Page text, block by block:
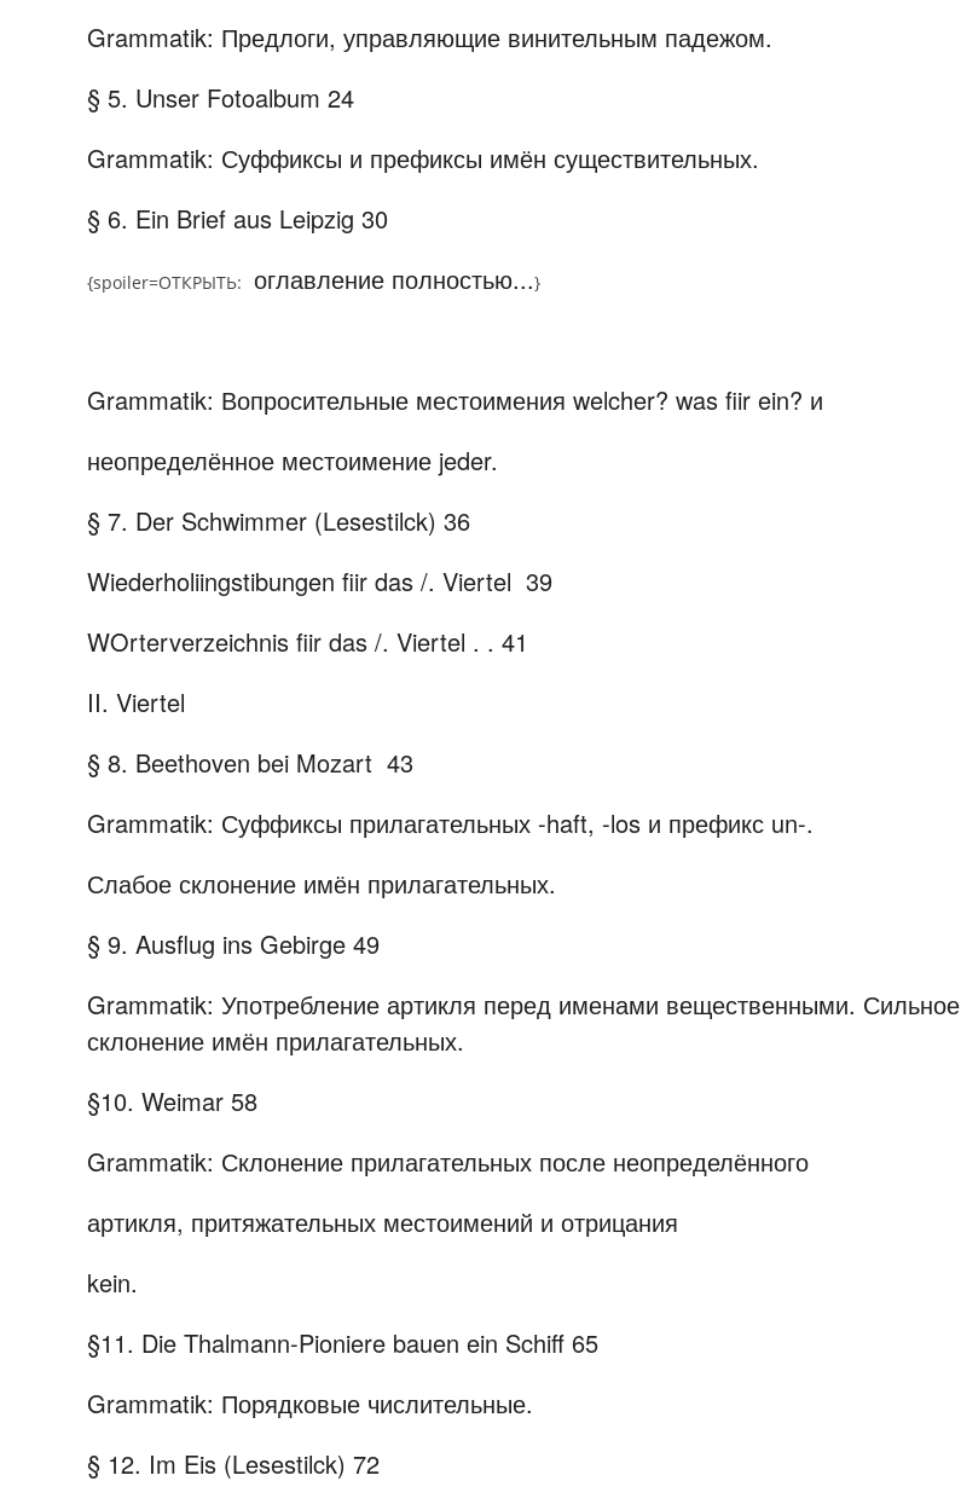
Grammatik: Предлоги, управляющие винительным падежом.
§ 5. Unser Fotoalbum 24
Grammatik: Суффиксы и префиксы имён существительных.
§ 6. Ein Brief aus Leipzig 30
{spoiler=ОТКРЫТЬ: оглавление полностью...}
Grammatik: Вопросительные местоимения welcher? was fiir ein? и
неопределённое местоимение jeder.
§ 7. Der Schwimmer (Lesestilck) 36
Wiederholiingstibungen fiir das /. Viertel 39
WOrterverzeichnis fiir das /. Viertel . . 41
II. Viertel
§ 8. Beethoven bei Mozart 43
Grammatik: Суффиксы прилагательных -haft, -los и префикс un-.
Слабое склонение имён прилагательных.
§ 9. Ausflug ins Gebirge 49
Grammatik: Употребление артикля перед именами вещественными. Сильное
склонение имён прилагательных.
§10. Weimar 58
Grammatik: Склонение прилагательных после неопределённого
артикля, притяжательных местоимений и отрицания
kein.
§11. Die Thalmann-Pioniere bauen ein Schiff 65
Grammatik: Порядковые числительные.
§ 12. Im Eis (Lesestilck) 72